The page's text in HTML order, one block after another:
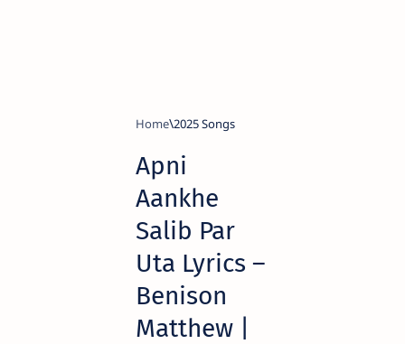
Home 2025 Songs
Apni
Aankhe
Salib Par
Uta Lyrics –
Benison
Matthew |